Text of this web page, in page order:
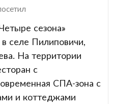
сезона»
селе Пилиповичи,
На территории
с
СПА-зона с
и коттеджами